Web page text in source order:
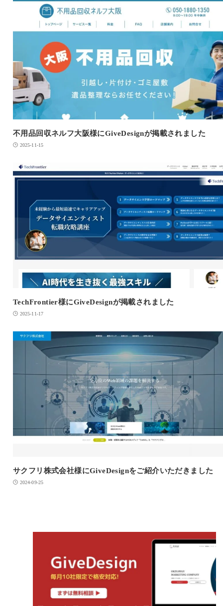
不用品回収ネルフ大阪様にGiveDesignが掲載されました
2025-11-15
TechFrontier様にGiveDesignが掲載されました
2025-11-17
サクフリ株式会社様にGiveDesignをご紹介いただきました
2024-09-25